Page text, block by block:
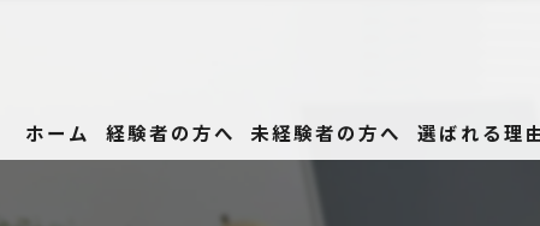
ホーム 経験者の方へ 未経験者の方へ 選ばれる理